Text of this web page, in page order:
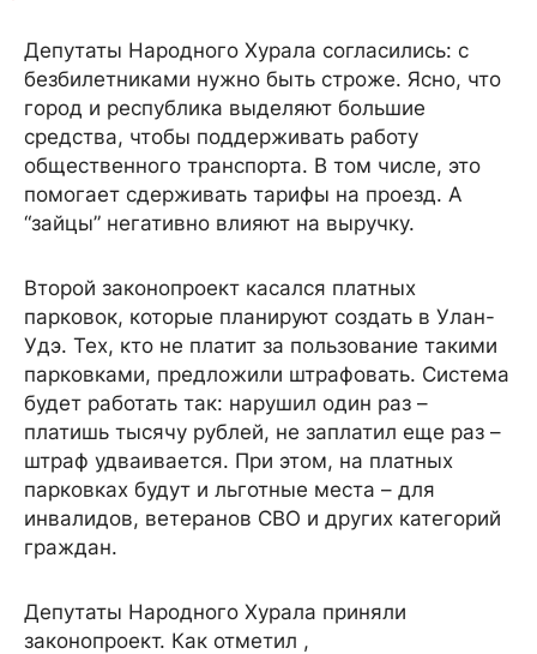
Депутаты Народного Хурала согласились: с
безбилетниками нужно быть строже. Ясно, что
город и республика выделяют большие
средства, чтобы поддерживать работу
общественного транспорта. В том числе, это
помогает сдерживать тарифы на проезд. А
“зайцы” негативно влияют на выручку.
Второй законопроект касался платных
парковок, которые планируют создать в Улан-
Удэ. Тех, кто не платит за пользование такими
парковками, предложили штрафовать. Система
будет работать так: нарушил один раз –
платишь тысячу рублей, не заплатил еще раз –
штраф удваивается. При этом, на платных
парковках будут и льготные места – для
инвалидов, ветеранов СВО и других категорий
граждан.
Депутаты Народного Хурала приняли
законопроект. Как отметил ,